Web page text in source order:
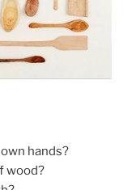
hands?
wood?